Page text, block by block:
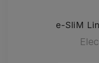
e-SliM